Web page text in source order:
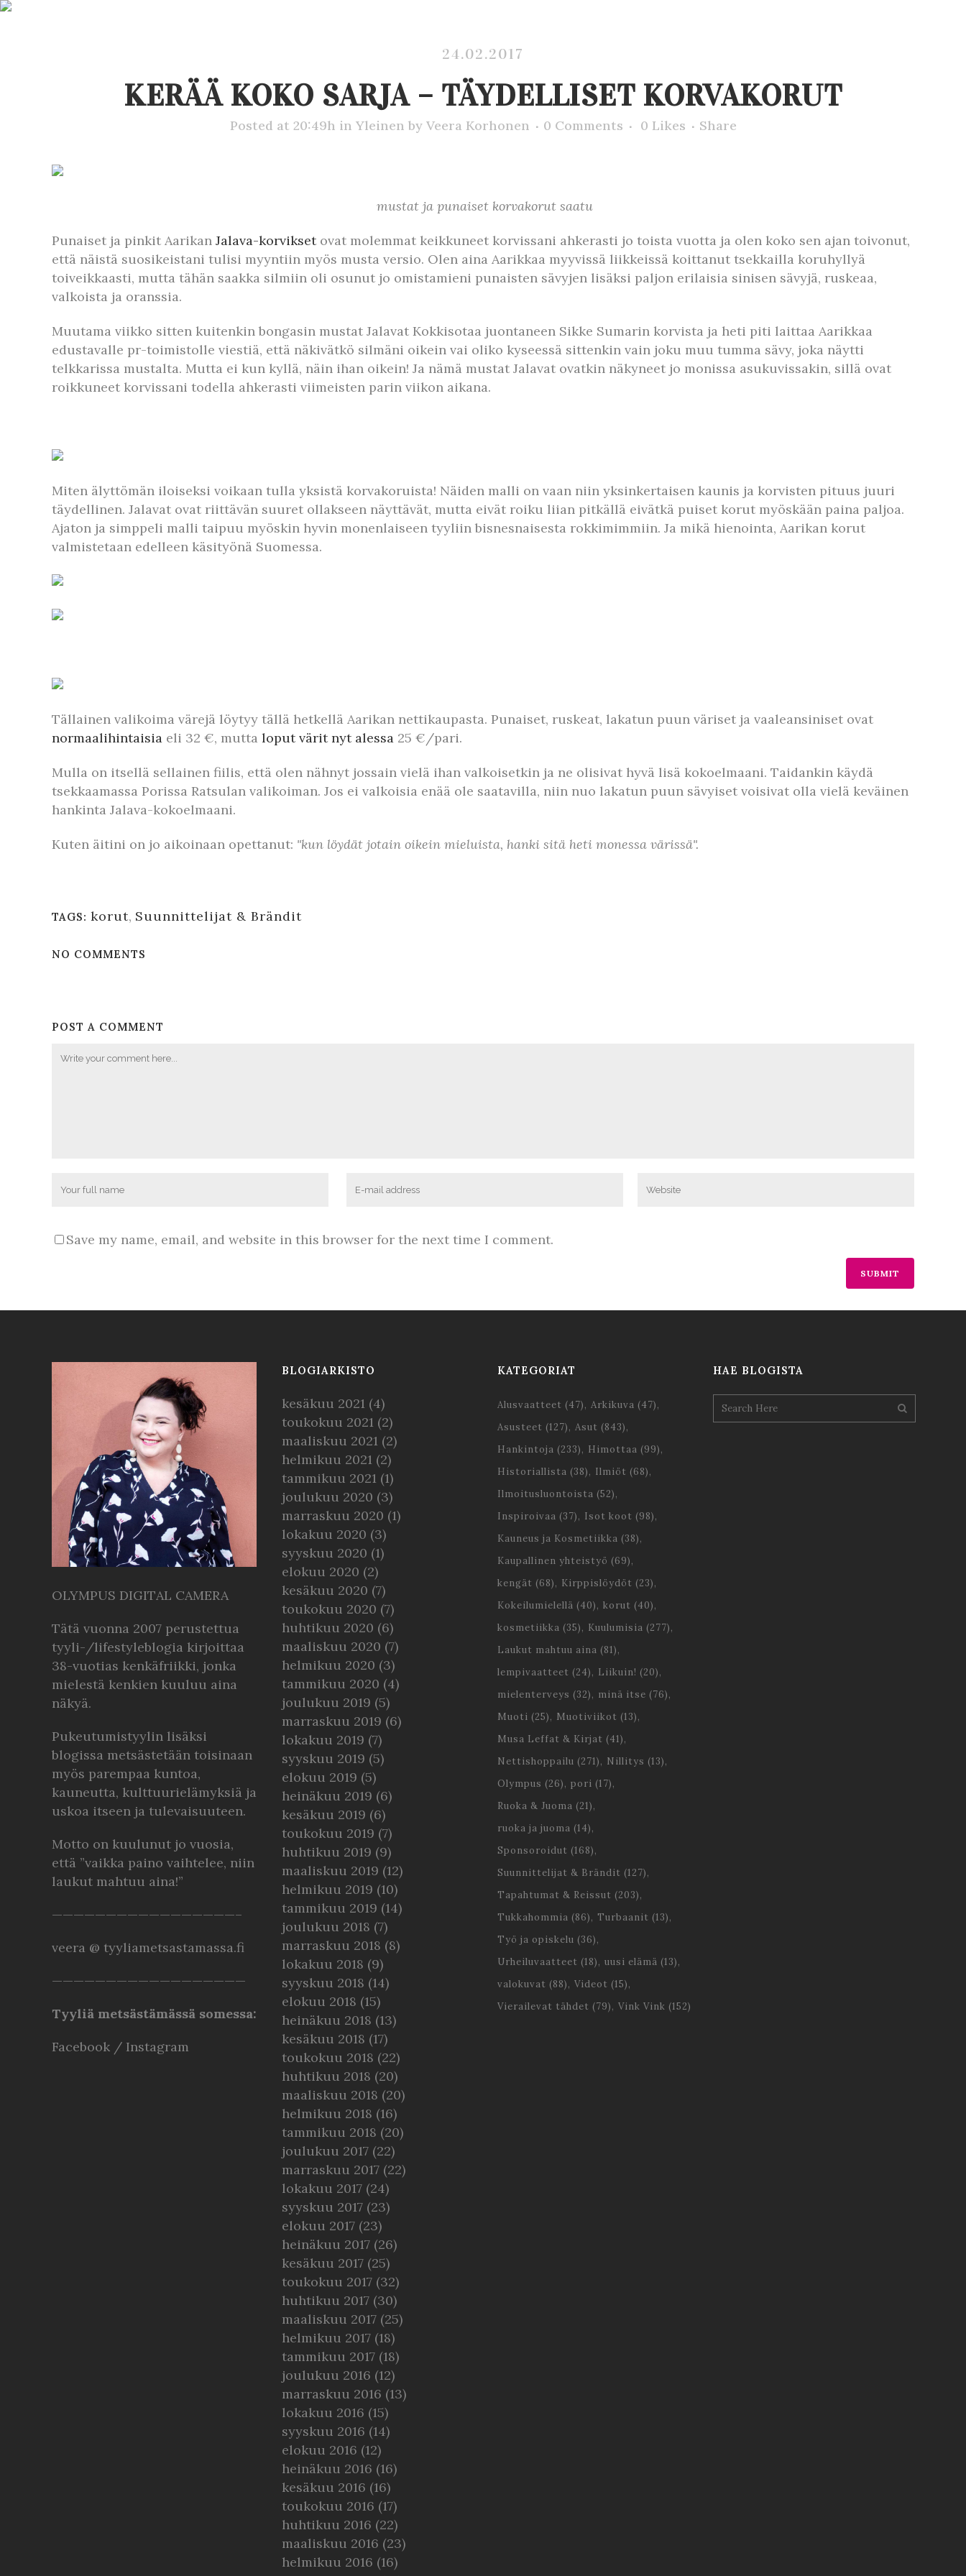
24.02.2017
KERÄÄ KOKO SARJA – TÄYDELLISET KORVAKORUT
Posted at 20:49h in Yleinen by Veera Korhonen 0 Comments 0 Likes Share
mustat ja punaiset korvakorut saatu
Punaiset ja pinkit Aarikan Jalava-korviksetovat molemmat keikkuneet korvissani ahkerasti jo toista vuotta ja olen koko sen ajan toivonut,
että näistä suosikeistani tulisi myyntiin myös musta versio. Olen aina Aarikkaa myyvissä liikkeissä koittanut tsekkailla koruhyllyä
toiveikkaasti, mutta tähän saakka silmiin oli osunut jo omistamieni punaisten sävyjen lisäksi paljon erilaisia sinisen sävyjä, ruskeaa,
valkoista ja oranssia.
Muutama viikko sitten kuitenkin bongasin mustat Jalavat Kokkisotaa juontaneen Sikke Sumarin korvista ja heti piti laittaa Aarikkaa
edustavalle pr-toimistolle viestiä, että näkivätkö silmäni oikein vai oliko kyseessä sittenkin vain joku muu tumma sävy, joka näytti
telkkarissa mustalta. Mutta ei kun kyllä, näin ihan oikein! Ja nämä mustat Jalavat ovatkin näkyneet jo monissa asukuvissakin, sillä ovat
roikkuneet korvissani todella ahkerasti viimeisten parin viikon aikana.
Miten älyttömän iloiseksi voikaan tulla yksistä korvakoruista! Näiden malli on vaan niin yksinkertaisen kaunis ja korvisten pituus juuri
täydellinen. Jalavat ovat riittävän suuret ollakseen näyttävät, mutta eivät roiku liian pitkällä eivätkä puiset korut myöskään paina paljoa.
Ajaton ja simppeli malli taipuu myöskin hyvin monenlaiseen tyyliin bisnesnaisesta rokkimimmiin. Ja mikä hienointa, Aarikan korut
valmistetaan edelleen käsityönä Suomessa.
Tällainen valikoima värejä löytyy tällä hetkellä Aarikan nettikaupasta. Punaiset, ruskeat, lakatun puun väriset ja vaaleansiniset ovat
normaalihintaisia eli 32 €, mutta loput värit nyt alessa 25 €/pari.
Mulla on itsellä sellainen fiilis, että olen nähnyt jossain vielä ihan valkoisetkin ja ne olisivat hyvä lisä kokoelmaani. Taidankin käydä
tsekkaamassa Porissa Ratsulan valikoiman. Jos ei valkoisia enää ole saatavilla, niin nuo lakatun puun sävyiset voisivat olla vielä keväinen
hankinta Jalava-kokoelmaani.
Kuten äitini on jo aikoinaan opettanut: "kun löydät jotain oikein mieluista, hanki sitä heti monessa värissä".
TAGS: korut, Suunnittelijat & Brändit
NO COMMENTS
POST A COMMENT
Save my name, email, and website in this browser for the next time I comment.
OLYMPUS DIGITAL CAMERA
Tätä vuonna 2007 perustettua
tyyli-/lifestyleblogia kirjoittaa
38-vuotias kenkäfriikki, jonka
mielestä kenkien kuuluu aina
näkyä.
Pukeutumistyylin lisäksi
blogissa metsästetään toisinaan
myös parempaa kuntoa,
kauneutta, kulttuurielämyksiä ja
uskoa itseen ja tulevaisuuteen.
Motto on kuulunut jo vuosia,
että ”vaikka paino vaihtelee, niin
laukut mahtuu aina!”
—————————————————–
veera @ tyyliametsastamassa.fi
——————————————————
Tyyliä metsästämässä somessa:
Facebook / Instagram
BLOGIARKISTO
kesäkuu 2021 (4)
toukokuu 2021 (2)
maaliskuu 2021 (2)
helmikuu 2021 (2)
tammikuu 2021 (1)
joulukuu 2020 (3)
marraskuu 2020 (1)
lokakuu 2020 (3)
syyskuu 2020 (1)
elokuu 2020 (2)
kesäkuu 2020 (7)
toukokuu 2020 (7)
huhtikuu 2020 (6)
maaliskuu 2020 (7)
helmikuu 2020 (3)
tammikuu 2020 (4)
joulukuu 2019 (5)
marraskuu 2019 (6)
lokakuu 2019 (7)
syyskuu 2019 (5)
elokuu 2019 (5)
heinäkuu 2019 (6)
kesäkuu 2019 (6)
toukokuu 2019 (7)
huhtikuu 2019 (9)
maaliskuu 2019 (12)
helmikuu 2019 (10)
tammikuu 2019 (14)
joulukuu 2018 (7)
marraskuu 2018 (8)
lokakuu 2018 (9)
syyskuu 2018 (14)
elokuu 2018 (15)
heinäkuu 2018 (13)
kesäkuu 2018 (17)
toukokuu 2018 (22)
huhtikuu 2018 (20)
maaliskuu 2018 (20)
helmikuu 2018 (16)
tammikuu 2018 (20)
joulukuu 2017 (22)
marraskuu 2017 (22)
lokakuu 2017 (24)
syyskuu 2017 (23)
elokuu 2017 (23)
heinäkuu 2017 (26)
kesäkuu 2017 (25)
toukokuu 2017 (32)
huhtikuu 2017 (30)
maaliskuu 2017 (25)
helmikuu 2017 (18)
tammikuu 2017 (18)
joulukuu 2016 (12)
marraskuu 2016 (13)
lokakuu 2016 (15)
syyskuu 2016 (14)
elokuu 2016 (12)
heinäkuu 2016 (16)
kesäkuu 2016 (16)
toukokuu 2016 (17)
huhtikuu 2016 (22)
maaliskuu 2016 (23)
helmikuu 2016 (16)
KATEGORIAT
Alusvaatteet (47) Arkikuva (47)
Asusteet (127) Asut (843)
Hankintoja (233) Himottaa (99)
Historiallista (38) Ilmiöt (68)
Ilmoitusluontoista (52)
Inspiroivaa (37) Isot koot (98)
Kauneus ja Kosmetiikka (38)
Kaupallinen yhteistyö (69)
kengät (68) Kirppislöydöt (23)
Kokeilumielellä (40) korut (40)
kosmetiikka (35) Kuulumisia (277)
Laukut mahtuu aina (81)
lempivaatteet (24) Liikuin! (20)
mielenterveys (32) minä itse (76)
Muoti (25) Muotiviikot (13)
Musa Leffat & Kirjat (41)
Nettishoppailu (271) Nillitys (13)
Olympus (26) pori (17)
Ruoka & Juoma (21)
ruoka ja juoma (14)
Sponsoroidut (168)
Suunnittelijat & Brändit (127)
Tapahtumat & Reissut (203)
Tukkahommia (86) Turbaanit (13)
Työ ja opiskelu (36)
Urheiluvaatteet (18) uusi elämä (13)
valokuvat (88) Videot (15)
Vierailevat tähdet (79) Vink Vink (152)
HAE BLOGISTA